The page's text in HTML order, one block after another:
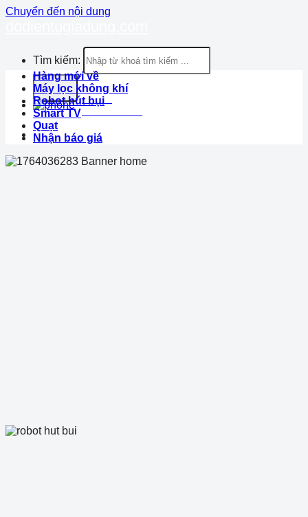
Chuyển đến nội dung
Tìm kiếm:
Hotline
Hàng mới về
Máy lọc không khí
Robot hút bụi
Smart TV
Quạt
Nhận báo giá